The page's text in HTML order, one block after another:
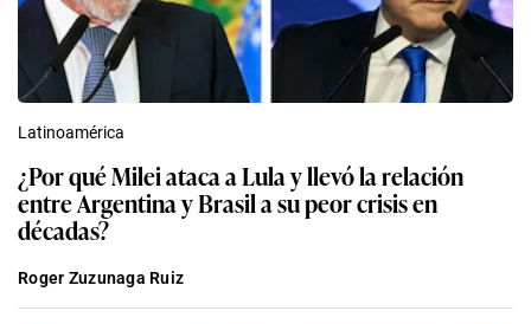
Latinoamérica
¿Por qué Milei ataca a Lula y llevó la relación
entre Argentina y Brasil a su peor crisis en
décadas?
Roger Zuzunaga Ruiz